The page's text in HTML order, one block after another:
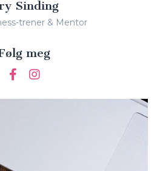
Sinding
trener & Mentor
meg